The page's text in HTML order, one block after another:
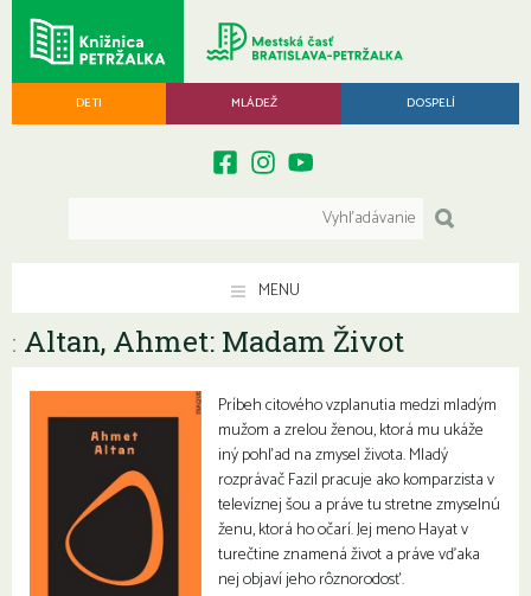
DETI MLÁDEŽ DOSPELÍ
MENU
: Altan, Ahmet: Madam Život
Príbeh citového vzplanutia medzi mladým
mužom a zrelou ženou, ktorá mu ukáže
iný pohľad na zmysel života. Mladý
rozprávač Fazil pracuje ako komparzista v
televíznej šou a práve tu stretne zmyselnú
ženu, ktorá ho očarí. Jej meno Hayat v
turečtine znamená život a práve vďaka
nej objaví jeho rôznorodosť.